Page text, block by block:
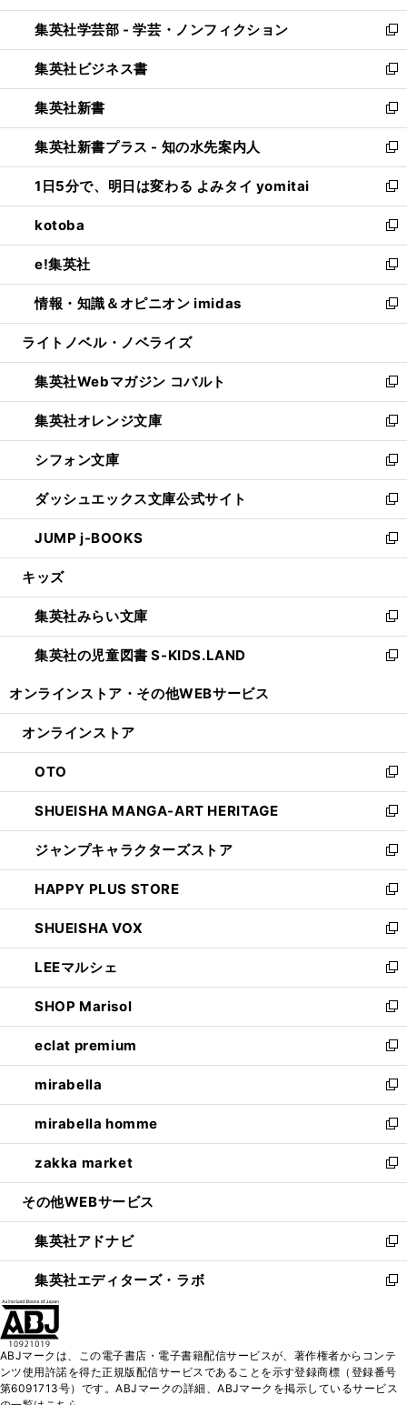
開
く
ウ
で
開
く
ン
ド
ウ
で
開
く
ウ
ィ
ン
ド
ウ
で
開
く
集英社学芸部 - 学芸・ノンフィクション
新
し
い
ウ
ィ
ン
ド
ウ
で
開
く
集英社ビジネス書
新
し
い
ウ
ィ
ン
ド
ウ
で
開
く
集英社新書
新
し
い
ウ
ィ
ン
ド
ウ
で
開
く
集英社新書プラス - 知の水先案内人
新
し
い
ウ
ィ
ン
ド
ウ
で
開
1日5分で、明日は変わる よみタイ yomitai
新
し
い
ウ
ィ
ン
ド
ウ
開
く
kotoba
新
し
い
ウ
ィ
ン
ウ
で
開
く
e!集英社
新
し
い
ウ
ン
ド
ウ
で
開
く
情報・知識＆オピニオン imidas
新
し
ウ
ィ
ン
ド
ウ
で
開
く
ライトノベル・ノベライズ
集英社Webマガジン コバルト
新
し
い
ウ
ィ
ン
ド
ウ
で
開
集英社オレンジ文庫
新
し
い
ウ
ィ
ン
ド
ウ
開
く
シフォン文庫
新
し
い
ウ
ィ
ン
ウ
で
開
く
ダッシュエックス文庫公式サイト
新
し
い
ウ
ン
ド
ウ
で
JUMP j-BOOKS
新
し
ウ
ィ
ン
ド
開
キッズ
集英社みらい文庫
新
し
い
ン
ウ
で
開
く
集英社の児童図書 S-KIDS.LAND
新
ウ
ン
ド
ウ
で
開
く
オンラインストア・ その他WEBサービス
オンラインストア
OTO
新
し
い
ウ
ィ
ン
ド
ウ
で
開
く
SHUEISHA MANGA-ART HERITAGE
新
し
い
ウ
ィ
ン
ド
ウ
で
開
く
ジャンプキャラクターズストア
新
し
い
ウ
ィ
ン
ド
ウ
で
開
く
HAPPY PLUS STORE
新
し
い
ウ
ィ
ン
ド
ウ
で
開
く
SHUEISHA VOX
新
し
い
ウ
ィ
ン
ド
ウ
で
開
く
LEEマルシェ
新
し
い
ウ
ィ
ン
ド
ウ
で
開
く
SHOP Marisol
新
し
い
ウ
ィ
ン
ド
ウ
で
開
eclat premium
新
し
い
ウ
ィ
ン
ド
ウ
開
く
mirabella
新
し
い
ウ
ィ
ン
ウ
で
開
く
mirabella homme
新
し
い
ウ
ン
ド
ウ
で
zakka market
新
し
ウ
ィ
ン
ド
く
その他WEBサービス
集英社アドナビ
新
し
い
ド
ウ
で
集英社エディターズ・ラボ
新
ィ
ン
ド
ABJマークは、この電子書店・電子書籍配信サービスが、著作権者からコンテ
ンツ使用許諾を得た正規版配信サービスであることを示す登録商標（登録番号
第6091713号）です。ABJマークの詳細、ABJマークを掲示しているサービス